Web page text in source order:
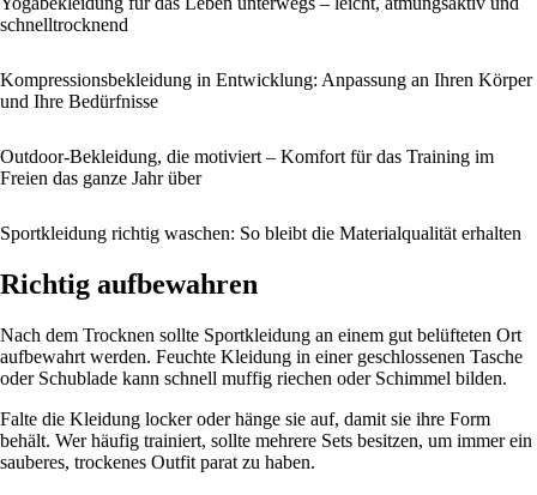
schnelltrocknend
Kompressionsbekleidung in Entwicklung: Anpassung an Ihren Körper
und Ihre Bedürfnisse
Outdoor-Bekleidung, die motiviert – Komfort für das Training im
Freien das ganze Jahr über
Sportkleidung richtig waschen: So bleibt die Materialqualität erhalten
Richtig aufbewahren
Nach dem Trocknen sollte Sportkleidung an einem gut belüfteten Ort
aufbewahrt werden. Feuchte Kleidung in einer geschlossenen Tasche
oder Schublade kann schnell muffig riechen oder Schimmel bilden.
Falte die Kleidung locker oder hänge sie auf, damit sie ihre Form
behält. Wer häufig trainiert, sollte mehrere Sets besitzen, um immer ein
sauberes, trockenes Outfit parat zu haben.